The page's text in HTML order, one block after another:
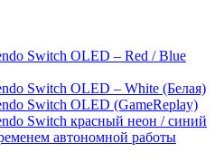
Switch OLED – Red / Blue
Switch OLED – White (Белая)
Switch OLED (GameReplay)
Switch красный неон / синий
автономной работы